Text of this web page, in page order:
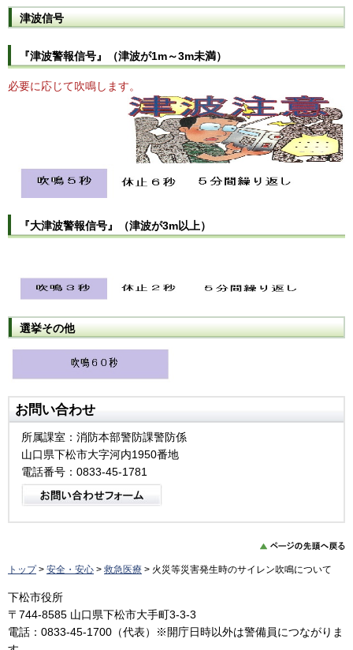
津波信号
『津波警報信号』（津波が1m～3m未満）
必要に応じて吹鳴します。
『大津波警報信号』（津波が3m以上）
選挙その他
お問い合わせ
所属課室：消防本部警防課警防係
山口県下松市大字河内1950番地
電話番号：0833-45-1781
トップ> 安全・安心 > 救急医療 > 火災等災害発生時のサイレン吹鳴について
下松市役所
〒744-8585 山口県下松市大手町3-3-3
電話：0833-45-1700（代表）※開庁日時以外は警備員につながりま